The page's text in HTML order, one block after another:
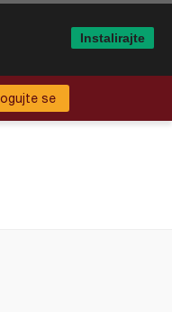
se
Instalirajte